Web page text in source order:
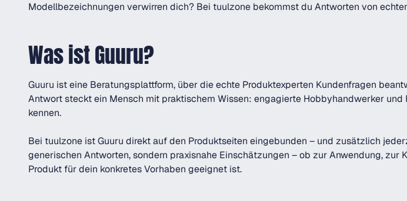
Modellbezeichnungen verwirren dich? Bei tuulzone bekommst du Antworten von
Was ist Guuru?
Guuru ist eine Beratungsplattform, über die echte Produktexperten Kundenfragen
Antwort steckt ein Mensch mit praktischem Wissen: engagierte Hobbyhandwerker
kennen.
Bei tuulzone ist Guuru direkt auf den Produktseiten eingebunden – und zusätzlich
generischen Antworten, sondern praxisnahe Einschätzungen – ob zur Anwendung,
Produkt für dein konkretes Vorhaben geeignet ist.